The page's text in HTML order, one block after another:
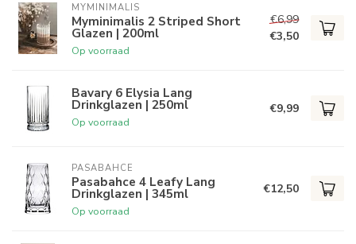
MYMINIMALIS
Myminimalis 2 Striped Short
Glazen | 200ml
Op voorraad
€6,99
€3,50
Bavary 6 Elysia Lang
Drinkglazen | 250ml
Op voorraad
€9,99
PASABAHCE
Pasabahce 4 Leafy Lang
Drinkglazen | 345ml
Op voorraad
€12,50